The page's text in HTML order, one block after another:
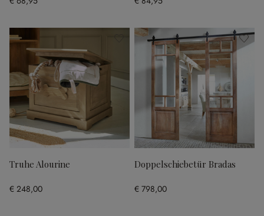
Truhe Alourine
€ 248,00
Doppelschiebetür Bradas
€ 798,00